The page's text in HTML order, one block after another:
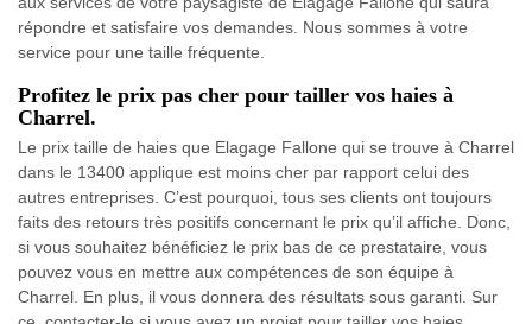
répondre et satisfaire vos demandes. Nous sommes à votre
service pour une taille fréquente.
Profitez le prix pas cher pour tailler vos haies à
Charrel.
Le prix taille de haies que Elagage Fallone qui se trouve à Charrel
dans le 13400 applique est moins cher par rapport celui des
autres entreprises. C’est pourquoi, tous ses clients ont toujours
faits des retours très positifs concernant le prix qu’il affiche. Donc,
si vous souhaitez bénéficiez le prix bas de ce prestataire, vous
pouvez vous en mettre aux compétences de son équipe à
Charrel. En plus, il vous donnera des résultats sous garanti. Sur